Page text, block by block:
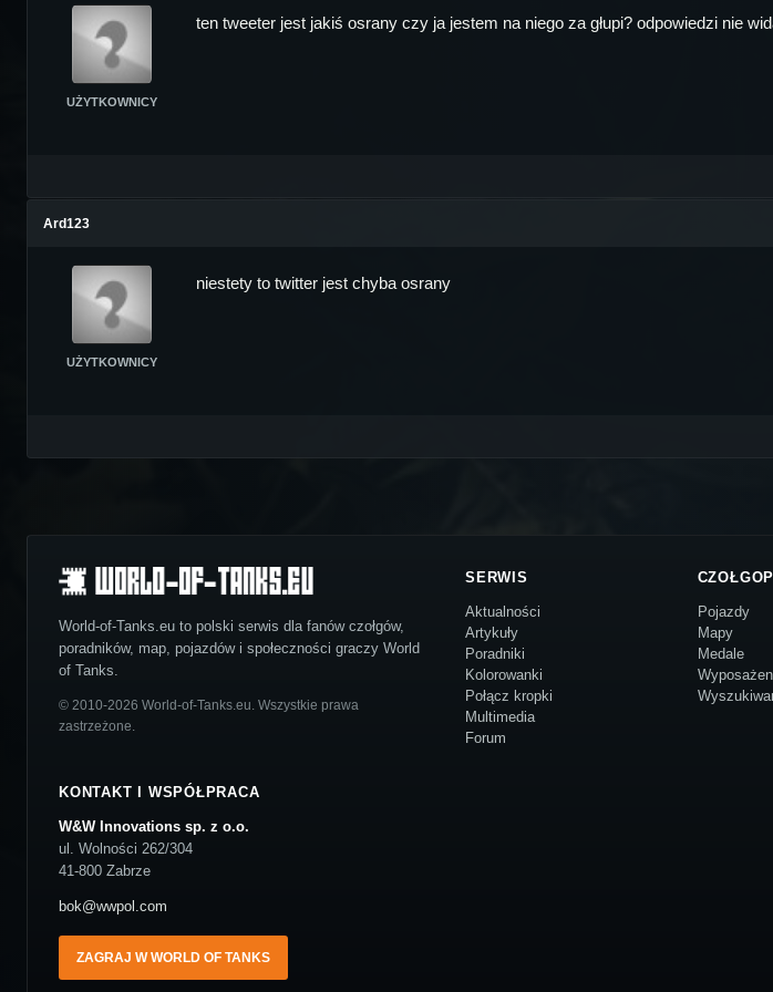
UŻYTKOWNICY
ten tweeter jest jakiś osrany czy ja jestem na niego za głupi? odpowiedzi nie
Ard123
UŻYTKOWNICY
niestety to twitter jest chyba osrany
World-of-Tanks.eu to polski serwis dla fanów czołgów,
poradników, map, pojazdów i społeczności graczy World
of Tanks.
© 2010-2026 World-of-Tanks.eu. Wszystkie prawa
zastrzeżone.
SERWIS
Aktualności
Artykuły
Poradniki
Kolorowanki
Połącz kropki
Multimedia
Forum
Pojazdy
Mapy
Medale
KONTAKT I WSPÓŁPRACA
W&W Innovations sp. z o.o.
ul. Wolności 262/304
41-800 Zabrze
bok@wwpol.com
ZAGRAJ W WORLD OF TANKS